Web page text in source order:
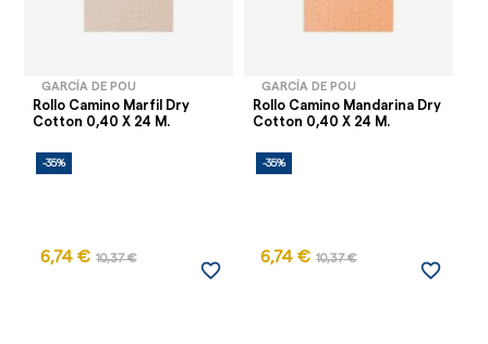
GARCÍA DE POU
Rollo Camino Marfil Dry
Cotton 0,40 X 24 M.
-35%
6,74 € 10,37 €
favorite_border
GARCÍA DE POU
Rollo Camino Mandarina Dry
Cotton 0,40 X 24 M.
-35%
6,74 € 10,37 €
favorite_border